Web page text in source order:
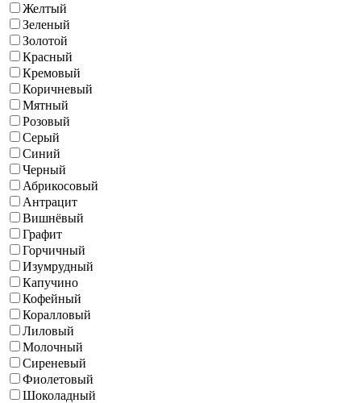
Желтый
Зеленый
Золотой
Красный
Кремовый
Коричневый
Мятный
Розовый
Серый
Синий
Черный
Абрикосовый
Антрацит
Вишнёвый
Графит
Горчичный
Изумрудный
Капучино
Кофейный
Коралловый
Лиловый
Молочный
Сиреневый
Фиолетовый
Шоколадный